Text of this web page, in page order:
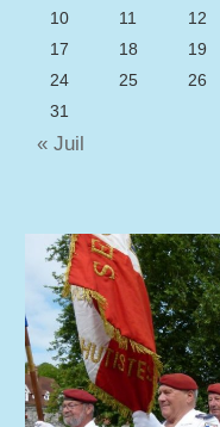
10 11 12
17
18 19
24
25 26
31
« Juil